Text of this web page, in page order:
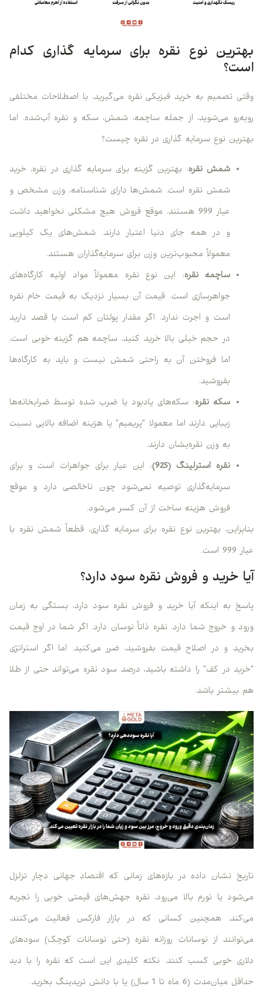
بهترین نوع نقره برای سرمایه گذاری کدام
است؟
وقتی تصمیم به خرید فیزیکی نقره می‌گیرید، با اصطلاحات مختلفی
روبه‌رو می‌شوید، از جمله ساچمه، شمش، سکه و نقره آب‌شده. اما
بهترین نوع سرمایه گذاری در نقره چیست؟
شمش نقره: بهترین گزینه برای سرمایه گذاری در نقره، خرید
شمش نقره است. شمش‌ها دارای شناسنامه، وزن مشخص و
عیار 999 هستند. موقع فروش هیچ مشکلی نخواهید داشت
و در همه جای دنیا اعتبار دارند. شمش‌های یک کیلویی
معمولاً محبوب‌ترین وزن برای سرمایه‌گذاران هستند.
ساچمه نقره: این نوع نقره معمولاً مواد اولیه کارگاه‌های
جواهرسازی است. قیمت آن بسیار نزدیک به قیمت خام نقره
است و اجرت ندارد. اگر مقدار پولتان کم است یا قصد دارید
در حجم خیلی بالا خرید کنید، ساچمه هم گزینه خوبی است،
اما فروختن آن به راحتی شمش نیست و باید به کارگاه‌ها
بفروشید.
سکه نقره: سکه‌های یادبود یا ضرب شده توسط ضرابخانه‌ها
زیبایی دارند اما معمولا “پریمیم” یا هزینه اضافه بالایی نسبت
به وزن نقره‌یشان دارند.
نقره استرلینگ (925)
: این عیار برای جواهرات است و برای
سرمایه‌گذاری توصیه نمی‌شود چون ناخالصی دارد و موقع
فروش هزینه ساخت از آن کسر می‌شود.
بنابراین، بهترین نوع نقره برای سرمایه گذاری، قطعاً شمش نقره با
عیار 999 است.
آیا خرید و فروش نقره سود دارد؟
پاسخ به اینکه آیا خرید و فروش نقره سود دارد، بستگی به زمان
ورود و خروج شما دارد. نقره ذاتاً نوسان دارد. اگر شما در اوج قیمت
بخرید و در اصلاح قیمت بفروشید، ضرر می‌کنید. اما اگر استراتژی
“خرید در کف” را داشته باشید، درصد سود نقره می‌تواند حتی از طلا
هم بیشتر باشد.
تاریخ نشان داده در بازه‌های زمانی که اقتصاد جهانی دچار تزلزل
می‌شود یا تورم بالا می‌رود، نقره جهش‌های قیمتی خوبی را تجربه
می‌کند. همچنین کسانی که در بازار فارکس فعالیت می‌کنند،
می‌توانند از نوسانات روزانه نقره (حتی نوسانات کوچک) سودهای
دلاری خوبی کسب کنند. نکته کلیدی این است که نقره را با دید
حداقل میان‌مدت (6 ماه تا 1 سال) یا با دانش تریدینگ بخرید.